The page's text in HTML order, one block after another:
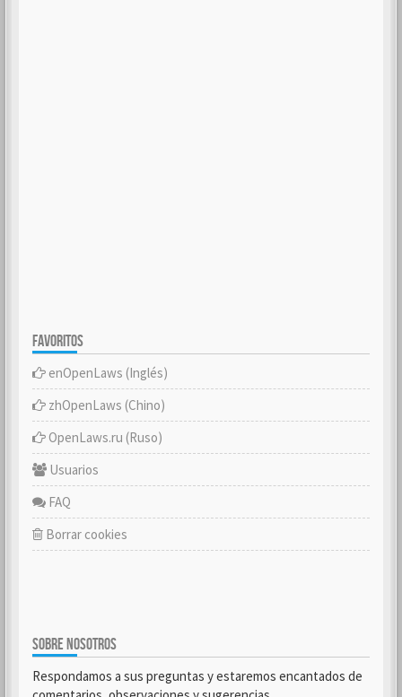
FAVORITOS
enOpenLaws (Inglés)
zhOpenLaws (Chino)
OpenLaws.ru (Ruso)
Usuarios
FAQ
Borrar cookies
SOBRE NOSOTROS
Respondamos a sus preguntas y estaremos encantados de